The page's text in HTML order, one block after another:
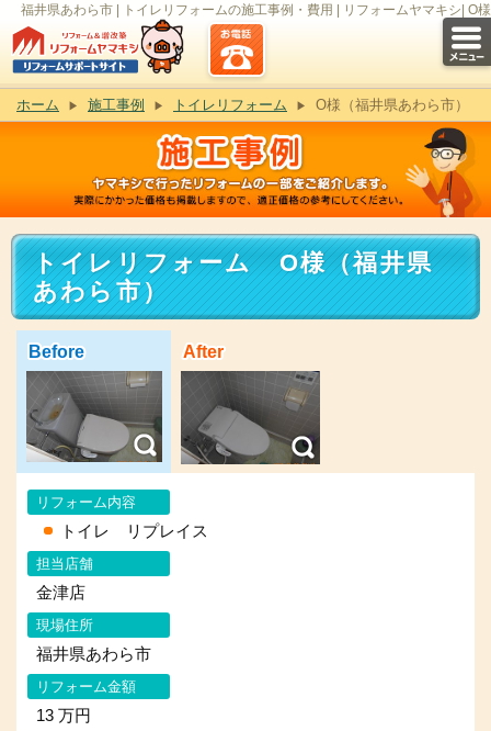
福井県あわら市 | トイレリフォームの施工事例・費用 | リフォームヤマキシ| O様
ホーム 施工事例 トイレリフォーム O様（福井県あわら市）
トイレリフォーム O様（福井県
あわら市）
Before After
リフォーム内容
トイレ リプレイス
担当店舗
金津店
現場住所
福井県あわら市
リフォーム金額
13 万円